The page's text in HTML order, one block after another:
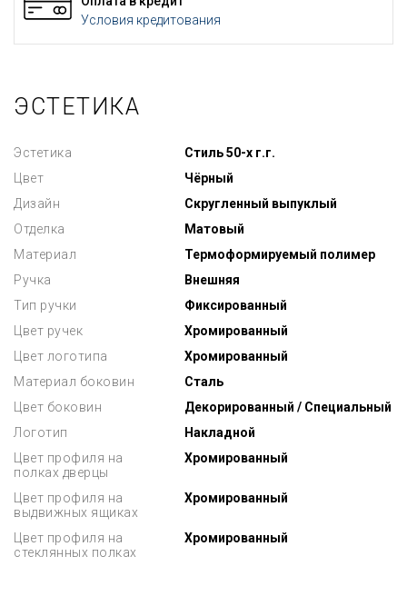
Условия кредитования
ЭСТЕТИКА
Эстетика
Стиль 50-х г.г.
Цвет
Чёрный
Дизайн
Скругленный выпуклый
Отделка
Матовый
Материал
Термоформируемый полимер
Ручка
Внешняя
Тип ручки
Фиксированный
Цвет ручек
Хромированный
Цвет логотипа
Хромированный
Материал боковин
Сталь
Цвет боковин
Декорированный / Специальный
Логотип
Накладной
Цвет профиля на
полках дверцы
Хромированный
Цвет профиля на
выдвижных ящиках
Хромированный
Цвет профиля на
стеклянных полках
Хромированный